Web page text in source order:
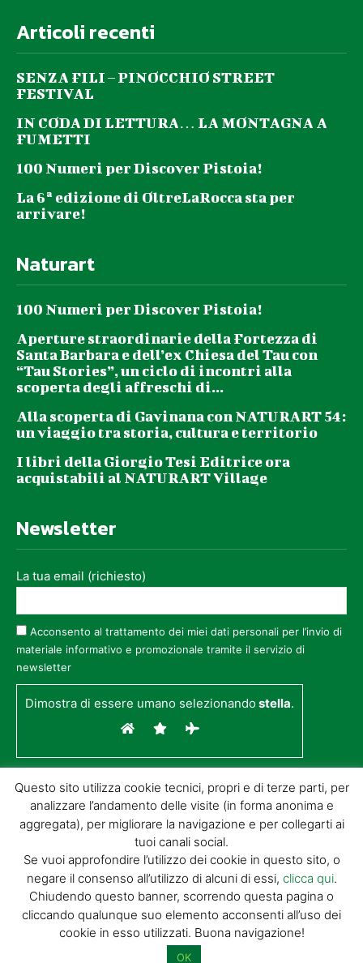
Articoli recenti
SENZA FILI – PINOCCHIO STREET
FESTIVAL
IN CODA DI LETTURA… LA MONTAGNA A
FUMETTI
100 Numeri per Discover Pistoia!
La 6ª edizione di OltreLaRocca sta per
arrivare!
Naturart
100 Numeri per Discover Pistoia!
Aperture straordinarie della Fortezza di
Santa Barbara e dell’ex Chiesa del Tau con
“Tau Stories”, un ciclo di incontri alla
scoperta degli affreschi di...
Alla scoperta di Gavinana con NATURART 54:
un viaggio tra storia, cultura e territorio
I libri della Giorgio Tesi Editrice ora
acquistabili al NATURART Village
Newsletter
La tua email (richiesto)
Acconsento al trattamento dei miei dati personali per l’invio di
materiale informativo e promozionale tramite il servizio di
newsletter
Dimostra di essere umano selezionandostella.
© GIORGIO TESI EDITRICE S.R.L. | P.IVA
01732650476 | VIA DI BADIA 14 – 51100 LOC.
BOTTEGONE (PISTOIA) |POWERED BY
ALLYMIND
Cookie Policy
Condizioni
di vendita|Site Map
Questo sito utilizza cookie tecnici, propri e di terze parti, per
analizzare l’andamento delle visite (in forma anonima e
aggregata), per migliorare la navigazione e per collegarti ai
tuoi canali social.
Se vuoi approfondire l’utilizzo dei cookie in questo sito, o
negare il consenso all’utilizzo di alcuni di essi, clicca qui.
Chiudendo questo banner, scorrendo questa pagina o
cliccando qualunque suo elemento acconsenti all’uso dei
cookie in esso utilizzati. Buona navigazione!
OK